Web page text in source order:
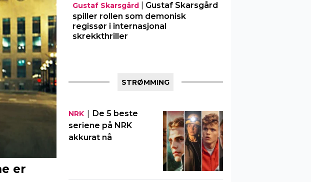
Gustaf Skarsgård| Gustaf Skarsgård
spiller rollen som demonisk
regissør i internasjonal
skrekkthriller
STRØMMING
NRK| De 5 beste
seriene på NRK
akkurat nå